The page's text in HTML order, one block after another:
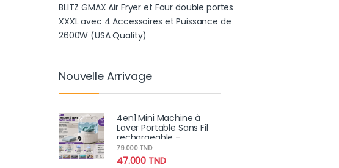
BLITZ GMAX Air Fryer et Four double portes
XXXL avec 4 Accessoires et Puissance de
2600W (USA Quality)
Nouvelle Arrivage
4en1 Mini Machine à
Laver Portable Sans Fil
rechargeable –
Compacte et
Performante
47.000 TND
79.000TND